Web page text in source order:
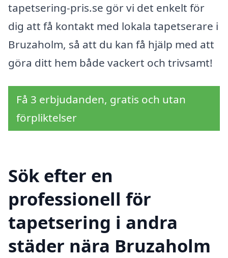
tapetsering-pris.se gör vi det enkelt för
dig att få kontakt med lokala tapetserare i
Bruzaholm, så att du kan få hjälp med att
göra ditt hem både vackert och trivsamt!
Få 3 erbjudanden, gratis och utan
förpliktelser
Sök efter en
professionell för
tapetsering i andra
städer nära Bruzaholm